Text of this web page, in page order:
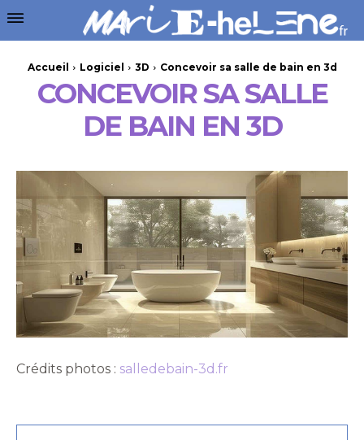
Accueil Logiciel 3D Concevoir sa salle de bain en 3d
CONCEVOIR SA SALLE
DE BAIN EN 3D
Crédits photos : salledebain-3d.fr